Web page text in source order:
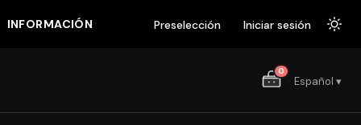
INFORMACIÓN Preselección Iniciar sesión
0
Español ▾